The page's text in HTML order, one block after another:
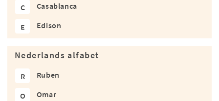
C Casablanca
E Edison
Nederlands alfabet
R Ruben
O Omar